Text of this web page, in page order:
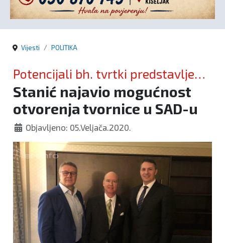
Politika
Vijesti POLITIKA
Potencijali bh. tvrtki predstavljeni
američkim kongresmenima
Stanić najavio mogućnost
otvorenja tvornice u SAD-u
Objavljeno: 05.Veljača.2020.